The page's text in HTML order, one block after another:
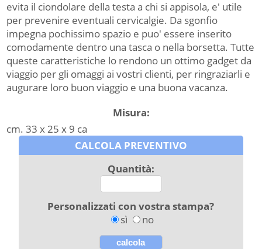
evita il ciondolare della testa a chi si appisola, e' utile
per prevenire eventuali cervicalgie. Da sgonfio
impegna pochissimo spazio e puo' essere inserito
comodamente dentro una tasca o nella borsetta. Tutte
queste caratteristiche lo rendono un ottimo gadget da
viaggio per gli omaggi ai vostri clienti, per ringraziarli e
augurare loro buon viaggio e una buona vacanza.
Misura:
cm. 33 x 25 x 9 ca
CALCOLA PREVENTIVO
Quantità:
Personalizzati con vostra stampa?
sì
no